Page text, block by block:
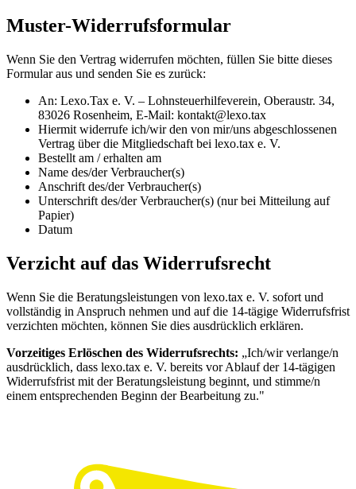
Muster-Widerrufsformular
Wenn Sie den Vertrag widerrufen möchten, füllen Sie bitte dieses
Formular aus und senden Sie es zurück:
An: Lexo.Tax e. V. – Lohnsteuerhilfeverein, Oberaustr. 34,
83026 Rosenheim, E-Mail: kontakt@lexo.tax
Hiermit widerrufe ich/wir den von mir/uns abgeschlossenen
Vertrag über die Mitgliedschaft bei lexo.tax e. V.
Bestellt am / erhalten am
Name des/der Verbraucher(s)
Anschrift des/der Verbraucher(s)
Unterschrift des/der Verbraucher(s) (nur bei Mitteilung auf
Papier)
Datum
Verzicht auf das Widerrufsrecht
Wenn Sie die Beratungsleistungen von lexo.tax e. V. sofort und
vollständig in Anspruch nehmen und auf die 14-tägige Widerrufsfrist
verzichten möchten, können Sie dies ausdrücklich erklären.
Vorzeitiges Erlöschen des Widerrufsrechts: „Ich/wir verlange/n
ausdrücklich, dass lexo.tax e. V. bereits vor Ablauf der 14-tägigen
Widerrufsfrist mit der Beratungsleistung beginnt, und stimme/n
einem entsprechenden Beginn der Bearbeitung zu."